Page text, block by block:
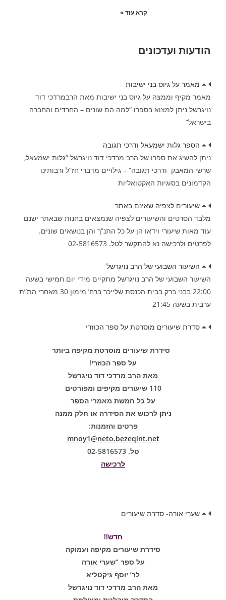
קרא עוד »
הודעות ועדכונים
מאמר על גיוס בני ישיבות
מאמר מקיף וממצה על גיוס בני ישיבות מאת הרבמרדכי דוד
נויגרשל ניתן למצוא בספרו “למה הם שונים – החרדים והחברה
בישראל”
הספר גלות ישמעאל ודרכי תגובה
ניתן להשיג את ספרו של הרב מרדכי דוד נויגרשל “גלות ישמעאל,
שרשי המאבק ודרכי תגובה” – גילויים מדברי חז”ל ורבותינו
הקדמונים בסוגיות האקטואליות
שיעורים לצפיה שאינם באתר
מלבד הסרטים והשיעורים לצפיה שנמצאים בחנות שבאתר ישנם
עוד מאות שיעורי וידאו הן על כל התנ”ך והן בנושאים שונים.
לפרטים ולרכישה נא להתקשר לטל. 02-5816573
השיעור השבועי של הרב נויגרשל
השיעור השבועי של הרב נויגרשל מתקיים מידי יום חמישי בשעה
22:00 בבני ברק בבית הכנסת שלייכר ברח’ מימון 30 מאחרי הת”ת
ערבית בשעה 21:45
סדרת שיעורים מוסרטת על ספר הכוזרי
סידרת שיעורים מוסרטת מקיפה ביותר
על ספר הכוזרי!
מאת הרב מרדכי דוד נויגרשל
110 שיעורים מקיפים ומפורטים
על כל חמשת מאמרי הספר
ניתן לרכוש את הסידרה או חלק ממנה
פרטים והזמנות:
mnoy1@neto.bezeqint.net
טל. 02-5816573
לרכישה
שערי אורה- סדרת שיעורים
חדש!!
סידרת שיעורים מקיפה ועמוקה
על ספר “שערי אורה
לר’ יוסף גיקטליא
מאת הרב מרדכי דוד נויגרשל